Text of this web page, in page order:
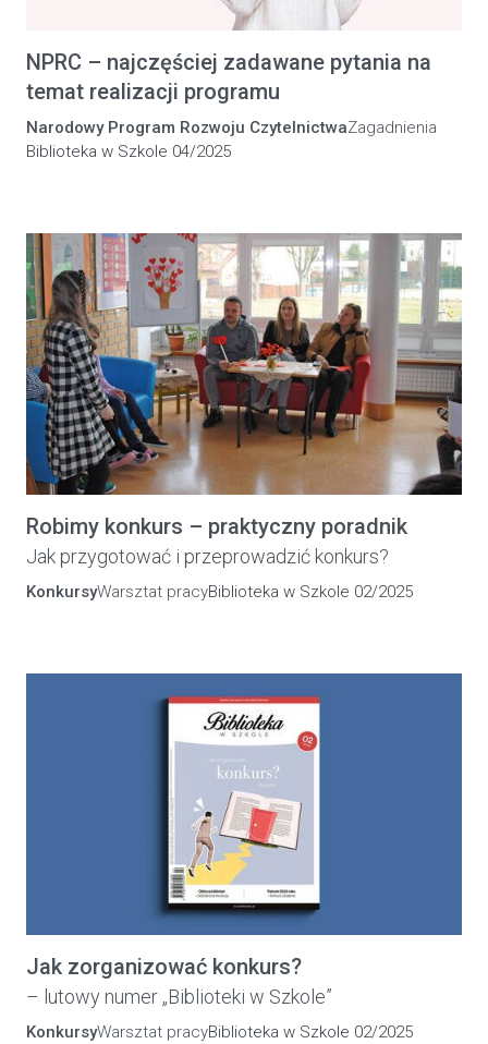
NPRC – najczęściej zadawane pytania na
temat realizacji programu
Narodowy Program Rozwoju CzytelnictwaZagadnienia
Biblioteka w Szkole 04/2025
Robimy konkurs – praktyczny poradnik
Jak przygotować i przeprowadzić konkurs?
KonkursyWarsztat pracyBiblioteka w Szkole 02/2025
Jak zorganizować konkurs?
– lutowy numer „Biblioteki w Szkole”
KonkursyWarsztat pracyBiblioteka w Szkole 02/2025